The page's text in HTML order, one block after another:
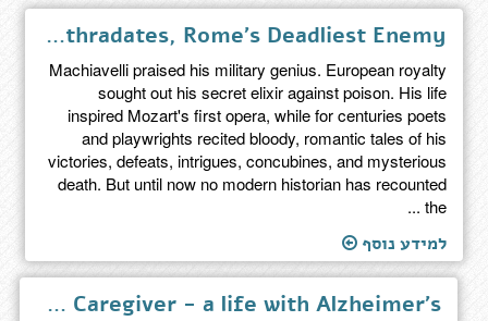
The Poison King - The Life and Legend of Mithradates, Rome's Deadliest Enemy
Machiavelli praised his military genius. European royalty
sought out his secret elixir against poison. His life
inspired Mozart's first opera, while for centuries poets
and playwrights recited bloody, romantic tales of his
victories, defeats, intrigues, concubines, and mysterious
death. But until now no modern historian has recounted
the ...
למידע נוסף
The Caregiver - a life with Alzheimer's